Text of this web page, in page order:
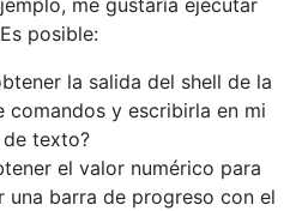
posible:
la salida del shell de la
comandos y escribirla en mi
texto?
el valor numérico para
una barra de progreso con el